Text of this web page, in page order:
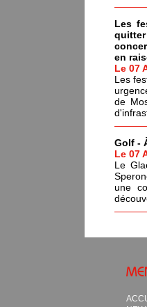
Les
en
Le 07
Les
de
Golf -
Le 07
Le
une